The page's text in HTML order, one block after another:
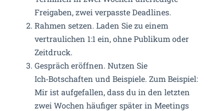
Freigaben, zwei verpasste Deadlines.
Rahmen setzen. Laden Sie zu einem
vertraulichen 1:1 ein, ohne Publikum oder
Zeitdruck.
Gespräch eröffnen. Nutzen Sie
Ich‑Botschaften und Beispiele. Zum Beispiel:
Mir ist aufgefallen, dass du in den letzten
zwei Wochen häufiger später in Meetings